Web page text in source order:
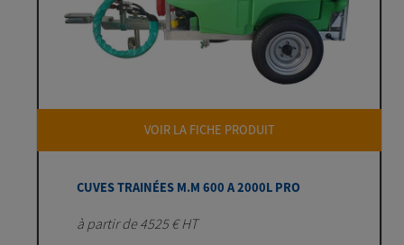
VOIR LA FICHE PRODUIT
CUVES TRAINÉES M.M 600 A 2000L PRO
à partir de 4525 € HT